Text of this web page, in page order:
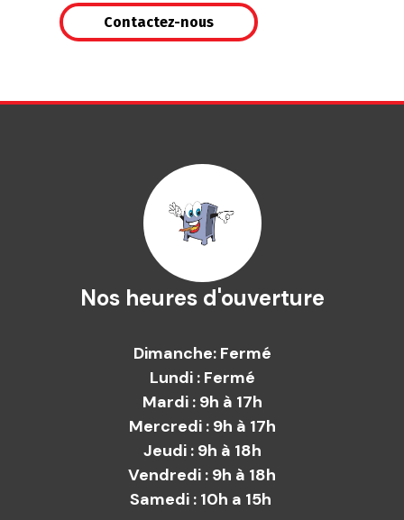
Contactez-nous
Nos heures d'ouverture
Dimanche: Fermé
Lundi : Fermé
Mardi : 9h à 17h
Mercredi : 9h à 17h
Jeudi : 9h à 18h
Vendredi : 9h à 18h
Samedi : 10h a 15h